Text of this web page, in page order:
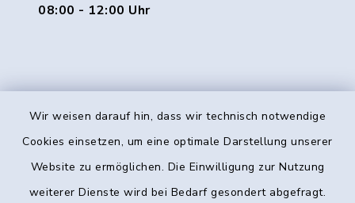
Wir weisen darauf hin, dass wir technisch notwendige
Cookies einsetzen, um eine optimale Darstellung unserer
Website zu ermöglichen. Die Einwilligung zur Nutzung
weiterer Dienste wird bei Bedarf gesondert abgefragt.
08:00 - 12:00 Uhr
Kontakt